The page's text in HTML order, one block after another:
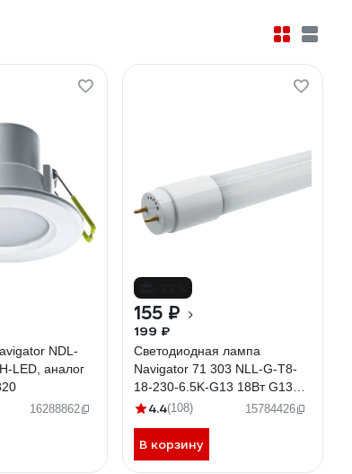
NDL-
LED, аналог
16288862
155 ₽
199 ₽
Светодиодная лампа
Navigator 71 303 NLL-G-T8-
18-230-6.5K-G13 18Вт G13
1700лм 176-264В 1200 71303
4.4(108) 15784426
В корзину